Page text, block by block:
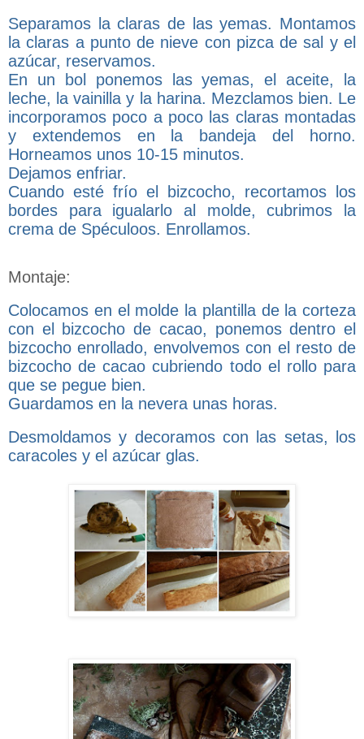
Separamos la claras de las yemas. Montamos
la claras a punto de nieve con pizca de sal y el
azúcar, reservamos.
En un bol ponemos las yemas, el aceite, la
leche, la vainilla y la harina. Mezclamos bien. Le
incorporamos poco a poco las claras montadas
y extendemos en la bandeja del horno.
Horneamos unos 10-15 minutos.
Dejamos enfriar.
Cuando esté frío el bizcocho, recortamos los
bordes para igualarlo al molde, cubrimos la
crema de Spéculoos. Enrollamos.
Montaje:
Colocamos en el molde la plantilla de la corteza
con el bizcocho de cacao, ponemos dentro el
bizcocho enrollado, envolvemos con el resto de
bizcocho de cacao cubriendo todo el rollo para
que se pegue bien.
Guardamos en la nevera unas horas.
Desmoldamos y decoramos con las setas, los
caracoles y el azúcar glas.